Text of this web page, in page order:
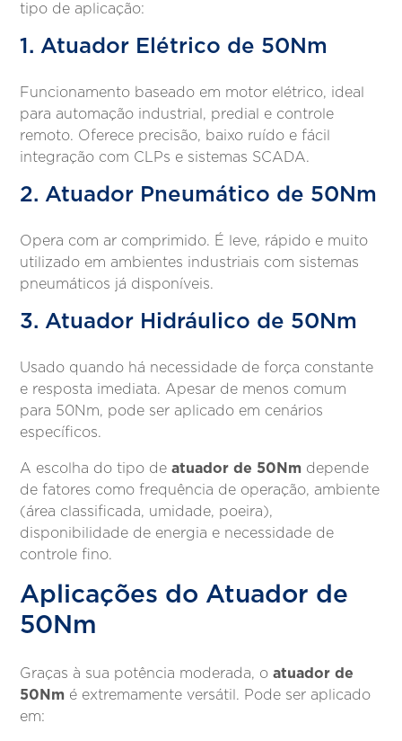
tipo de aplicação:
1. Atuador Elétrico de 50Nm
Funcionamento baseado em motor elétrico, ideal
para automação industrial, predial e controle
remoto. Oferece precisão, baixo ruído e fácil
integração com CLPs e sistemas SCADA.
2. Atuador Pneumático de 50Nm
Opera com ar comprimido. É leve, rápido e muito
utilizado em ambientes industriais com sistemas
pneumáticos já disponíveis.
3. Atuador Hidráulico de 50Nm
Usado quando há necessidade de força constante
e resposta imediata. Apesar de menos comum
para 50Nm, pode ser aplicado em cenários
específicos.
A escolha do tipo deatuador de 50Nm depende
de fatores como frequência de operação, ambiente
(área classificada, umidade, poeira),
disponibilidade de energia e necessidade de
controle fino.
Aplicações do Atuador de
50Nm
Graças à sua potência moderada, oatuador de
50Nm é extremamente versátil. Pode ser aplicado
em: